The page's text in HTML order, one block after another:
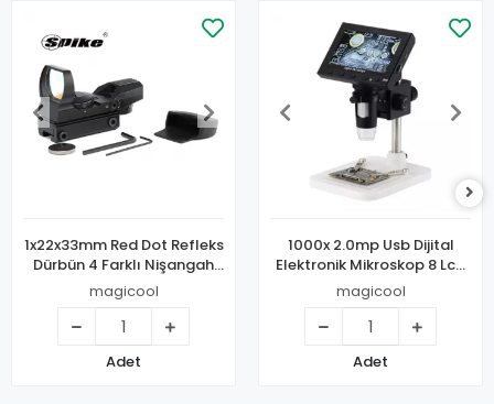
1x22x33mm Red Dot Refleks
Dürbün 4 Farklı Nişangah
Tipi 11mm Ray Uyumlu
magicool
Adet
1000x 2.0mp Usb Dijital
Elektronik Mikroskop 8 Lcd
Ekran Vga Büyüteç Dm4s
magicool
Adet